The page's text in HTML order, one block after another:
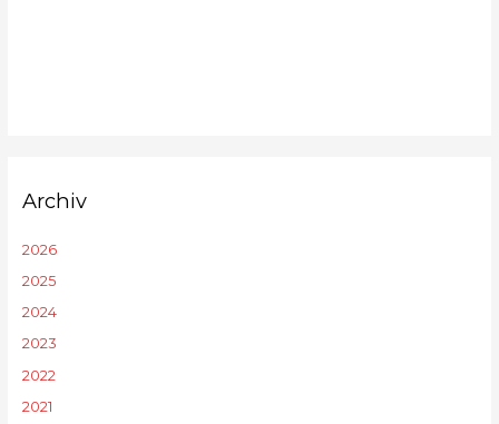
Archiv
2026
2025
2024
2023
2022
2021